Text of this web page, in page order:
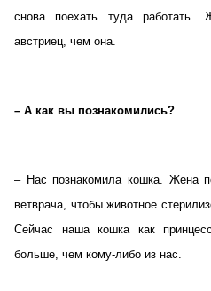
снова поехать туда
австриец, чем она.
– А как вы познакомились?
– Нас познакомила кошка. Жена
ветврача, чтобы животное
Сейчас наша кошка как
больше, чем кому-либо из нас.